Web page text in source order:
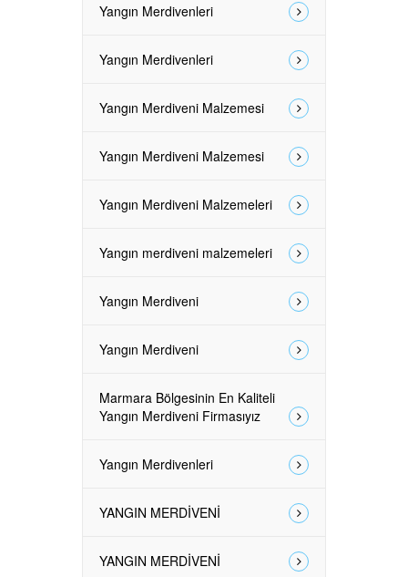
Yangın Merdivenleri
Yangın Merdivenleri
Yangın Merdiveni Malzemesi
Yangın Merdiveni Malzemesi
Yangın Merdiveni Malzemeleri
Yangın merdiveni malzemeleri
Yangın Merdiveni
Yangın Merdiveni
Marmara Bölgesinin En Kaliteli
Yangın Merdiveni Firmasıyız
Yangın Merdivenleri
YANGIN MERDİVENİ
YANGIN MERDİVENİ